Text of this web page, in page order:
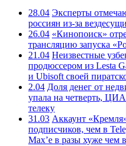
28.04 Эксперты
россиян из-за
26.04 «Кинопоиск»
трансляцию запуска
21.04 Неизвестные
продюссером из Lesta
и Ubisoft своей
2.04 Доля денег от
упала на четверть,
телеку
31.03 Аккаунт
подписчиков, чем в
Max’е в разы хуже чем